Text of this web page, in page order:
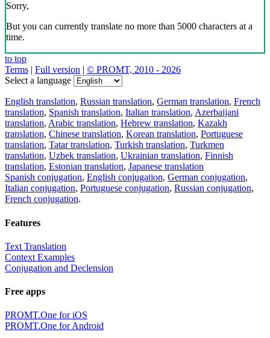
Sorry,
But you can currently translate no more than 5000 characters at a
time.
to top
Terms | Full version | © PROMT, 2010 - 2026
Select a language
English translation, Russian translation, German translation, French
translation, Spanish translation, Italian translation, Azerbaijani
translation, Arabic translation, Hebrew translation, Kazakh
translation, Chinese translation, Korean translation, Portuguese
translation, Tatar translation, Turkish translation, Turkmen
translation, Uzbek translation, Ukrainian translation, Finnish
translation, Estonian translation, Japanese translation
Spanish conjugation, English conjugation, German conjugation,
Italian conjugation, Portuguese conjugation, Russian conjugation,
French conjugation.
Features
Text Translation
Context Examples
Conjugation and Declension
Free apps
PROMT.One for iOS
PROMT.One for Android